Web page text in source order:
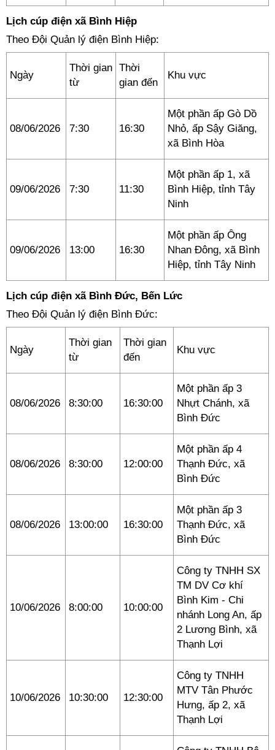
Lịch cúp điện xã Bình Hiệp
Theo Đội Quản lý điện Bình Hiệp:
Ngày
Thời gian
từ
Thời
gian đến
Khu vực
08/06/2026 7:30 16:30
Một phần ấp Gò Dồ
Nhỏ, ấp Sậy Giăng,
xã Bình Hòa
09/06/2026 7:30 11:30
Một phần ấp 1, xã
Bình Hiệp, tỉnh Tây
Ninh
09/06/2026 13:00 16:30
Một phần ấp Ông
Nhan Đông, xã Bình
Hiệp, tỉnh Tây Ninh
Lịch cúp điện xã Bình Đức, Bến Lức
Theo Đội Quản lý điện Bình Đức:
Ngày
Thời gian
từ
Thời gian
đến
Khu vực
08/06/2026 8:30:00 16:30:00
Một phần ấp 3
Nhựt Chánh, xã
Bình Đức
08/06/2026 8:30:00 12:00:00
Một phần ấp 4
Thạnh Đức, xã
Bình Đức
08/06/2026 13:00:00 16:30:00
Một phần ấp 3
Thạnh Đức, xã
Bình Đức
10/06/2026 8:00:00 10:00:00
Công ty TNHH SX
TM DV Cơ khí
Bình Kim - Chi
nhánh Long An, ấp
2 Lương Bình, xã
Thạnh Lợi
10/06/2026 10:30:00 12:30:00
Công ty TNHH
MTV Tân Phước
Hưng, ấp 2, xã
Thạnh Lợi